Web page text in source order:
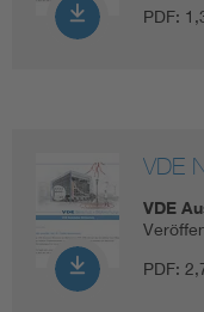
PDF:
VDE
VDE
PDF: